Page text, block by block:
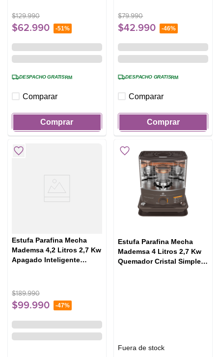
$129.990
$62.990 -51%
DESPACHO GRATISRM
Comparar
Comprar
$79.990
$42.990 -46%
DESPACHO GRATISRM
Comparar
Comprar
Estufa Parafina Mecha
Mademsa 4,2 Litros 2,7 Kw
Apagado Inteligente
$189.990
$99.990 -47%
Estufa Parafina Mecha
Mademsa 4 Litros 2,7 Kw
Quemador Cristal Simples
Fuera de stock